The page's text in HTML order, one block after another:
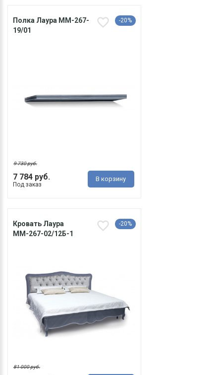
Полка Лаура ММ-267-
19/01
-20%
7 784 руб.
9 730 руб.
Под заказ
В корзину
Кровать Лаура
ММ-267-02/12Б-1
-20%
81 000 руб.